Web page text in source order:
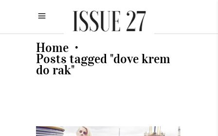
Home •
Posts tagged "dove krem
do rak"